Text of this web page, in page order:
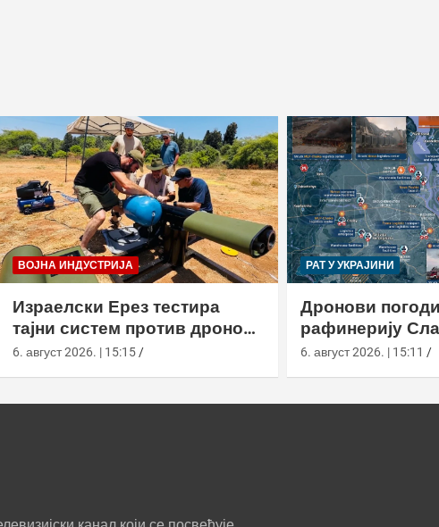
ВОЈНА ИНДУСТРИЈА
Израелски Ерез тестира
тајни систем против дронова
са капсулом и лансером
6. август 2026. | 15:15
РАТ У УКРАЈИНИ
Дронови
рафинерију
ЈАНОС у
6. август 2026. | 15:11